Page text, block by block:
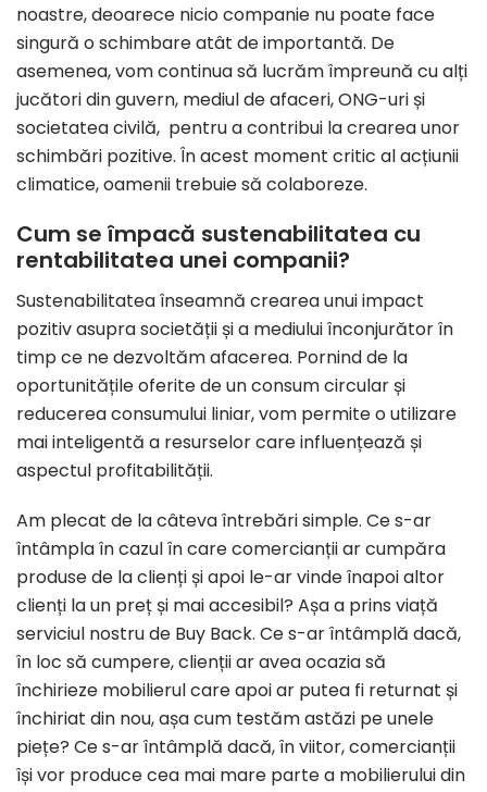
noastre, deoarece nicio companie nu poate face
singură o schimbare atât de importantă. De
asemenea, vom continua să lucrăm împreună cu alți
jucători din guvern, mediul de afaceri, ONG-uri și
societatea civilă, pentru a contribui la crearea unor
schimbări pozitive. În acest moment critic al acțiunii
climatice, oamenii trebuie să colaboreze.
Cum se împacă sustenabilitatea cu
rentabilitatea unei companii?
Sustenabilitatea înseamnă crearea unui impact
pozitiv asupra societății și a mediului înconjurător în
timp ce ne dezvoltăm afacerea. Pornind de la
oportunitățile oferite de un consum circular și
reducerea consumului liniar, vom permite o utilizare
mai inteligentă a resurselor care influențează și
aspectul profitabilității.
Am plecat de la câteva întrebări simple. Ce s-ar
întâmpla în cazul în care comercianții ar cumpăra
produse de la clienți și apoi le-ar vinde înapoi altor
clienți la un preț și mai accesibil? Așa a prins viață
serviciul nostru de Buy Back. Ce s-ar întâmplă dacă,
în loc să cumpere, clienții ar avea ocazia să
închirieze mobilierul care apoi ar putea fi returnat și
închiriat din nou, așa cum testăm astăzi pe unele
piețe? Ce s-ar întâmplă dacă, în viitor, comercianții
își vor produce cea mai mare parte a mobilierului din